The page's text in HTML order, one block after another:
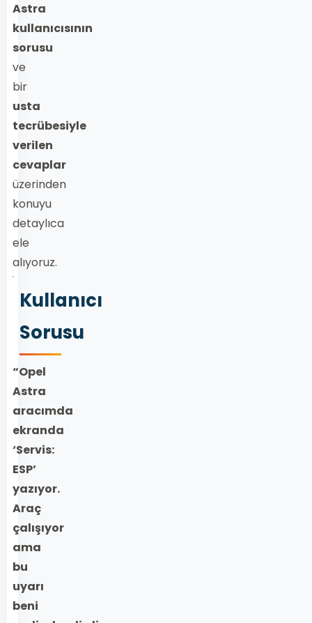
Astra
kullanıcısının
sorusu
ve
bir
usta
tecrübesiyle
verilen
cevaplar
üzerinden
konuyu
detaylıca
ele
alıyoruz.
Kullanıcı
Sorusu
“Opel
Astra
aracımda
ekranda
‘Servis:
ESP’
yazıyor.
Araç
çalışıyor
ama
bu
uyarı
beni